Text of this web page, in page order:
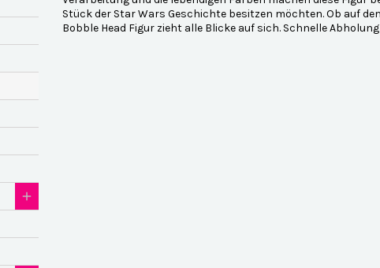
Stück der Star Wars Geschichte besitzen möchten. Ob auf
Bobble Head Figur zieht alle Blicke auf sich. Schnelle